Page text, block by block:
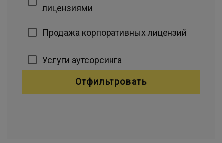
лицензиями
Продажа корпоративных лицензий
Услуги аутсорсинга
Отфильтровать